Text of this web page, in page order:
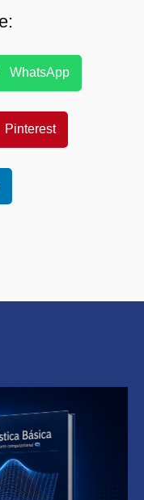
WhatsApp
Pinterest